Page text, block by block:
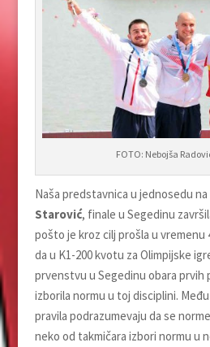
FOTO: Nebojša
Naša predstavnica u jednosedu na
Starović, finale u Segedinu
pošto je kroz cilj prošla u vremenu
da u K1-200 kvotu za Olimpijske
prvenstvu u Segedinu obara prvih
izborila normu u toj disciplini.
pravila podrazumevaju da se
neko od takmičara izbori normu u